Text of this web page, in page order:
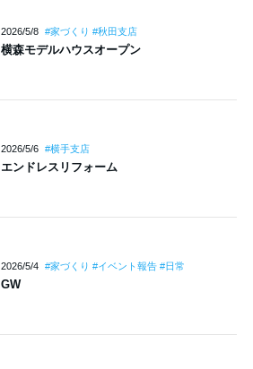
2026/5/8 #家づくり #秋田支店
横森モデルハウスオープン
2026/5/6 #横手支店
エンドレスリフォーム
2026/5/4 #家づくり #イベント報告 #日常
GW